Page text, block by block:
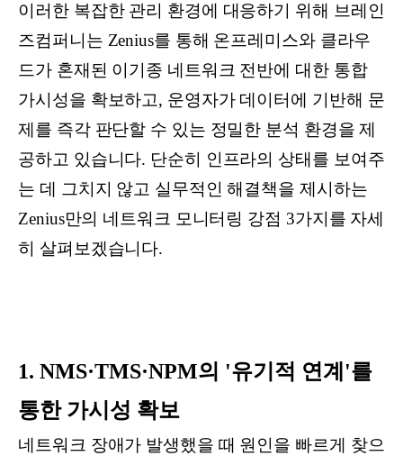
이러한 복잡한 관리 환경에 대응하기 위해 브레인
즈컴퍼니는 Zenius를 통해 온프레미스와 클라우
드가 혼재된 이기종 네트워크 전반에 대한 통합
가시성을 확보하고, 운영자가 데이터에 기반해 문
제를 즉각 판단할 수 있는 정밀한 분석 환경을 제
공하고 있습니다. 단순히 인프라의 상태를 보여주
는 데 그치지 않고 실무적인 해결책을 제시하는
Zenius만의 네트워크 모니터링 강점 3가지를 자세
히 살펴보겠습니다.
1. NMS·TMS·NPM의 '유기적 연계'를
통한 가시성 확보
네트워크 장애가 발생했을 때 원인을 빠르게 찾으